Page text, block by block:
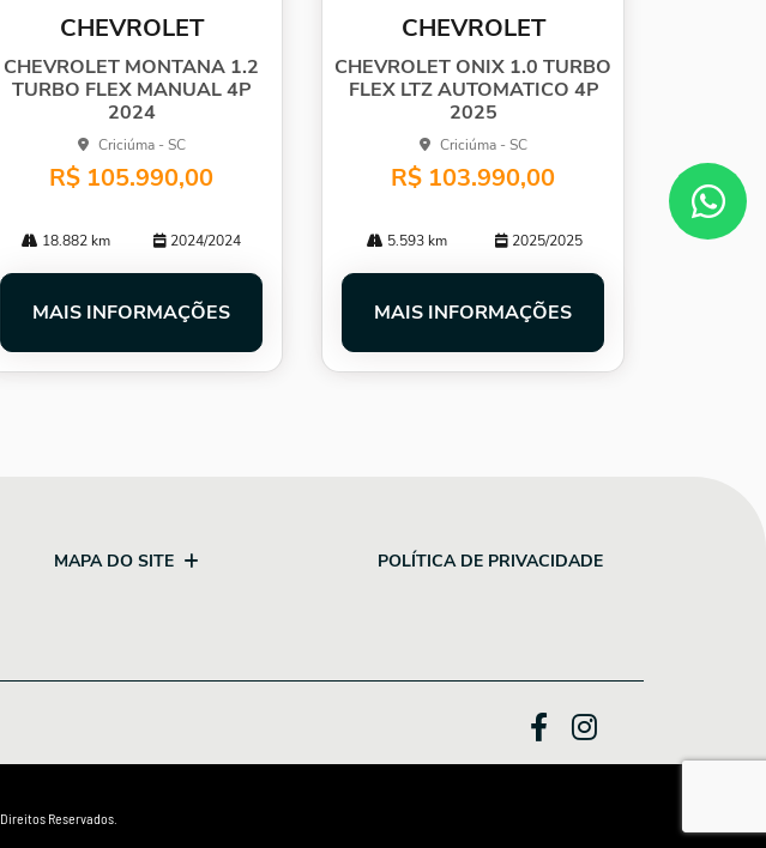
CHEVROLET
CHEVROLET MONTANA 1.2
TURBO FLEX MANUAL 4P
2024
Criciúma - SC
R$ 105.990,00
18.882 km 2024/2024
MAIS INFORMAÇÕES
CHEVROLET
CHEVROLET ONIX 1.0 TURBO
FLEX LTZ AUTOMATICO 4P
2025
Criciúma - SC
R$ 103.990,00
5.593 km 2025/2025
MAIS INFORMAÇÕES
MAPA DO SITE POLÍTICA DE PRIVACIDADE
Direitos Reservados.